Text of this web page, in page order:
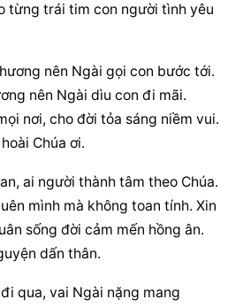
từng trái tim con người tình yêu
nên Ngài gọi con bước tới.
nên Ngài dìu con đi mãi.
nơi, cho đời tỏa sáng niềm vui.
Chúa ơi.
ai người thành tâm theo Chúa.
mình mà không toan tính. Xin
sống đời cảm mến hồng ân.
dấn thân.
qua, vai Ngài nặng mang